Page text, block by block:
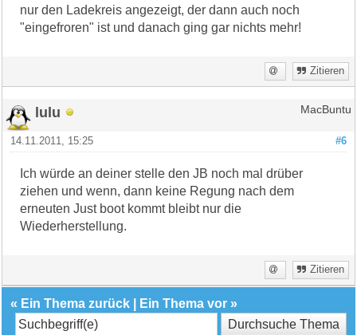
nur den Ladekreis angezeigt, der dann auch noch
"eingefroren" ist und danach ging gar nichts mehr!
Zitieren
lulu MacBuntu
#6
14.11.2011, 15:25
Ich würde an deiner stelle den JB noch mal drüber
ziehen und wenn, dann keine Regung nach dem
erneuten Just boot kommt bleibt nur die
Wiederherstellung.
Zitieren
« Ein Thema zurück Ein Thema vor »